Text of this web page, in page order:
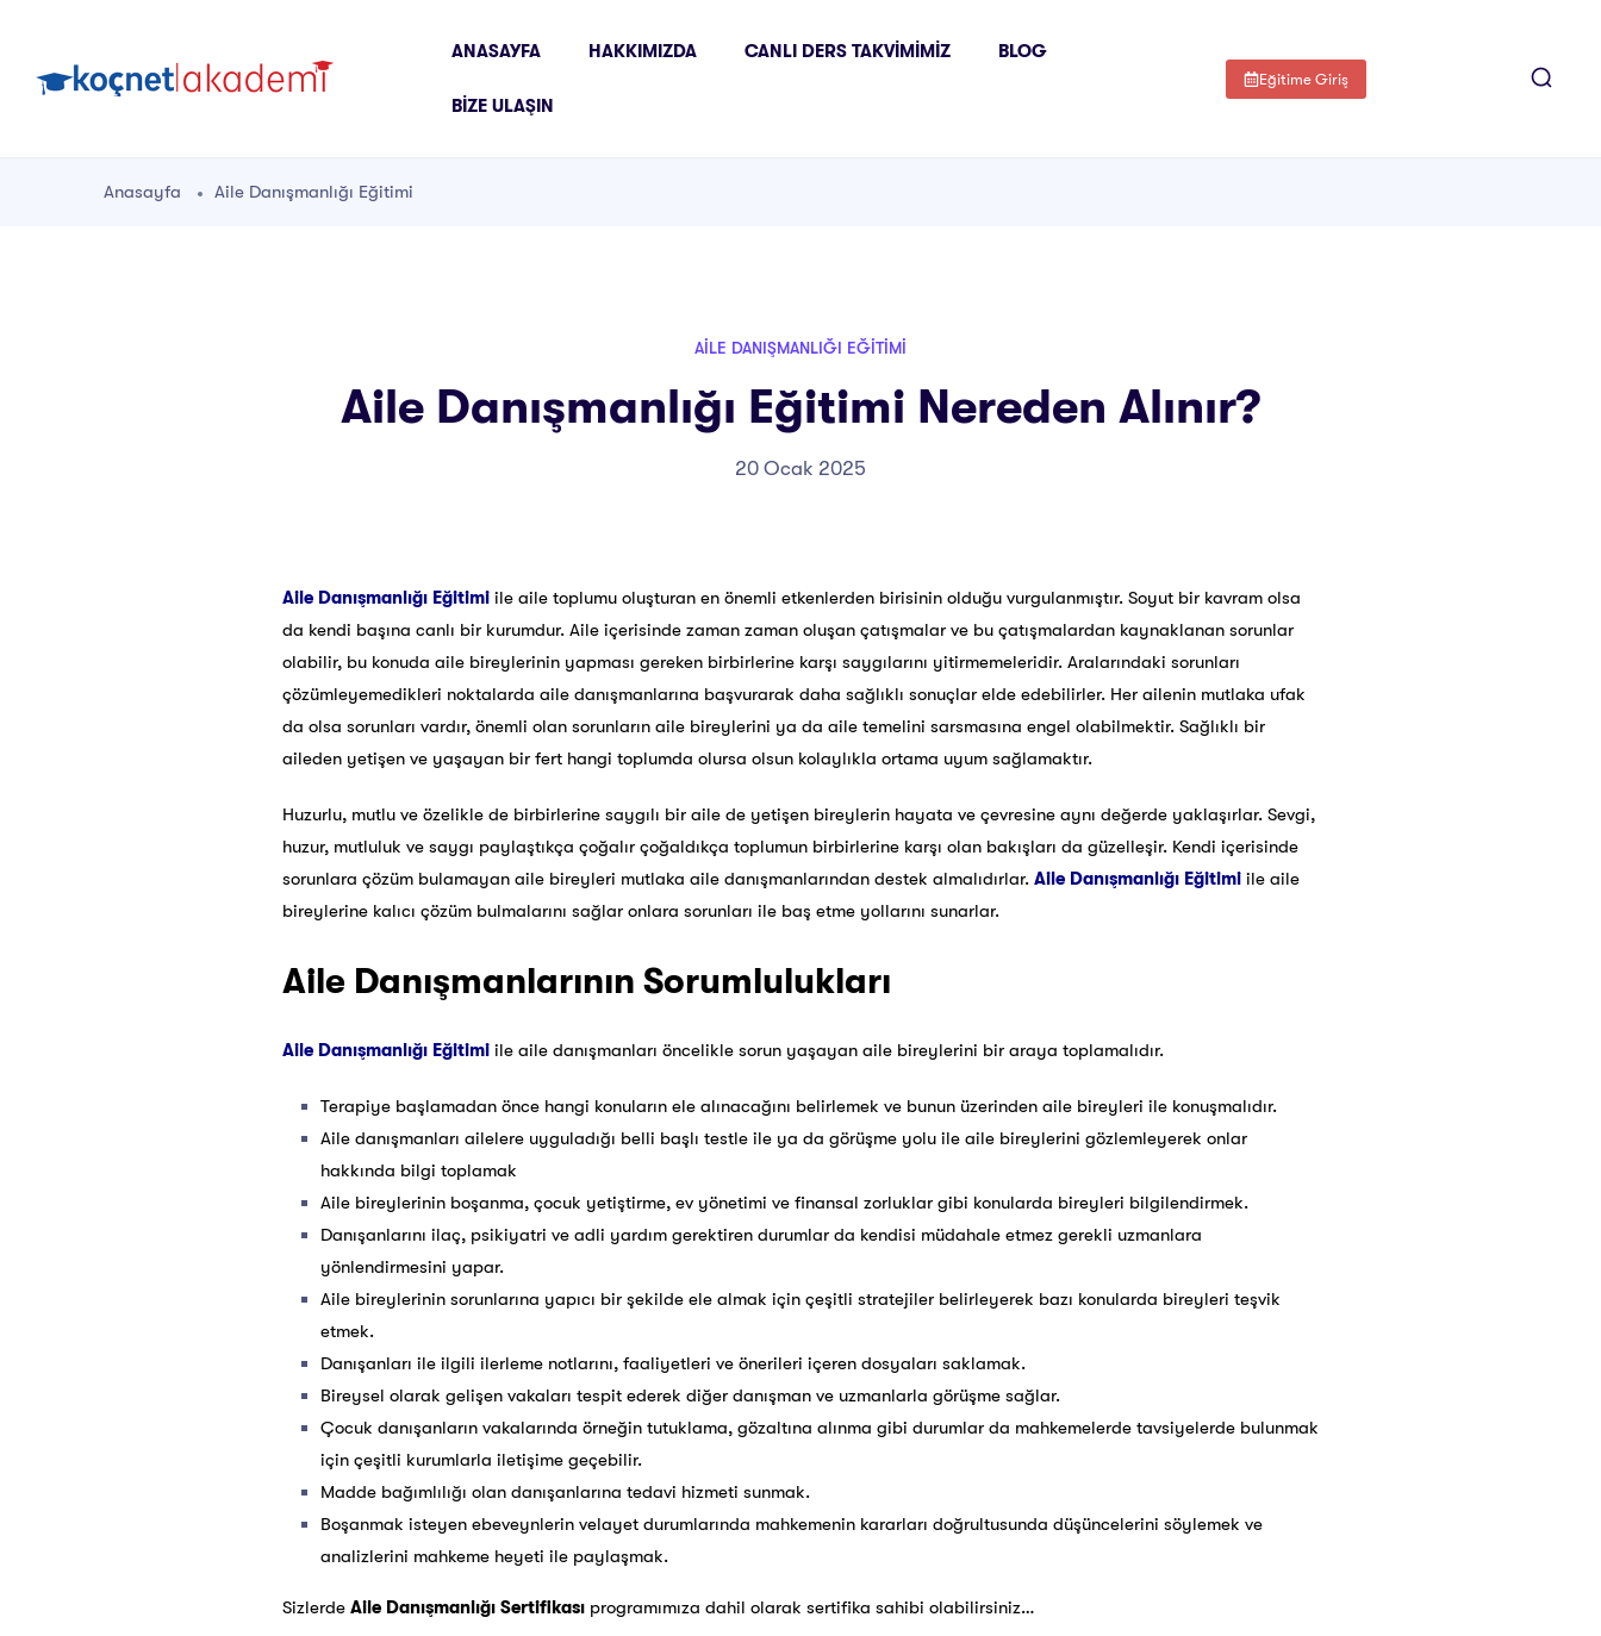
ANASAYFA HAKKIMIZDA CANLI DERS TAKVIMIMIZ BLOG
BIZE ULAŞIN
Eğitime Giriş
Anasayfa Aile Danışmanlığı Eğitimi
AILE DANIŞMANLIĞI EĞITIMI
Aile Danışmanlığı Eğitimi Nereden Alınır?
20 Ocak 2025
Aile Danışmanlığı Eğitimi ile aile toplumu oluşturan en önemli etkenlerden birisinin olduğu vurgulanmıştır. Soyut bir kavram olsa
da kendi başına canlı bir kurumdur. Aile içerisinde zaman zaman oluşan çatışmalar ve bu çatışmalardan kaynaklanan sorunlar
olabilir, bu konuda aile bireylerinin yapması gereken birbirlerine karşı saygılarını yitirmemeleridir. Aralarındaki sorunları
çözümleyemedikleri noktalarda aile danışmanlarına başvurarak daha sağlıklı sonuçlar elde edebilirler. Her ailenin mutlaka ufak
da olsa sorunları vardır, önemli olan sorunların aile bireylerini ya da aile temelini sarsmasına engel olabilmektir. Sağlıklı bir
aileden yetişen ve yaşayan bir fert hangi toplumda olursa olsun kolaylıkla ortama uyum sağlamaktır.
Huzurlu, mutlu ve özelikle de birbirlerine saygılı bir aile de yetişen bireylerin hayata ve çevresine aynı değerde yaklaşırlar. Sevgi,
huzur, mutluluk ve saygı paylaştıkça çoğalır çoğaldıkça toplumun birbirlerine karşı olan bakışları da güzelleşir. Kendi içerisinde
sorunlara çözüm bulamayan aile bireyleri mutlaka aile danışmanlarından destek almalıdırlar. Aile Danışmanlığı Eğitimi ile aile
bireylerine kalıcı çözüm bulmalarını sağlar onlara sorunları ile baş etme yollarını sunarlar.
Aile Danışmanlarının Sorumlulukları
Aile Danışmanlığı Eğitimi ile aile danışmanları öncelikle sorun yaşayan aile bireylerini bir araya toplamalıdır.
Terapiye başlamadan önce hangi konuların ele alınacağını belirlemek ve bunun üzerinden aile bireyleri ile konuşmalıdır.
Aile danışmanları ailelere uyguladığı belli başlı testle ile ya da görüşme yolu ile aile bireylerini gözlemleyerek onlar
hakkında bilgi toplamak
Aile bireylerinin boşanma, çocuk yetiştirme, ev yönetimi ve finansal zorluklar gibi konularda bireyleri bilgilendirmek.
Danışanlarını ilaç, psikiyatri ve adli yardım gerektiren durumlar da kendisi müdahale etmez gerekli uzmanlara
yönlendirmesini yapar.
Aile bireylerinin sorunlarına yapıcı bir şekilde ele almak için çeşitli stratejiler belirleyerek bazı konularda bireyleri teşvik
etmek.
Danışanları ile ilgili ilerleme notlarını, faaliyetleri ve önerileri içeren dosyaları saklamak.
Bireysel olarak gelişen vakaları tespit ederek diğer danışman ve uzmanlarla görüşme sağlar.
Çocuk danışanların vakalarında örneğin tutuklama, gözaltına alınma gibi durumlar da mahkemelerde tavsiyelerde bulunmak
için çeşitli kurumlarla iletişime geçebilir.
Madde bağımlılığı olan danışanlarına tedavi hizmeti sunmak.
Boşanmak isteyen ebeveynlerin velayet durumlarında mahkemenin kararları doğrultusunda düşüncelerini söylemek ve
analizlerini mahkeme heyeti ile paylaşmak.
Sizlerde Aile Danışmanlığı Sertifikası programımıza dahil olarak sertifika sahibi olabilirsiniz…